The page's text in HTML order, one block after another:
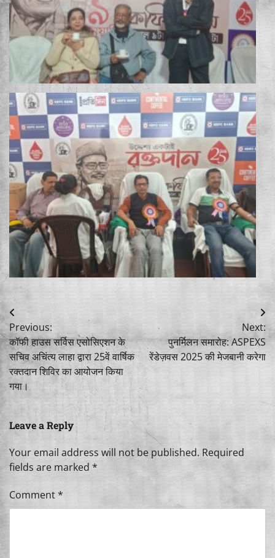
Post
navigation
Previous:
कॉफी हाउस सर्विस एसोसिएशन के
सचिव अचिंत्य लाहा द्वारा 25वें वार्षिक
रक्तदान शिविर का आयोजन किया
गया।
Next:
पुनर्मिलन समारोह: ASPEXS
रेंडेज़वस 2025 की मेजबानी करेगा
Leave a Reply
Your email address will not be published. Required
fields are marked *
Comment*